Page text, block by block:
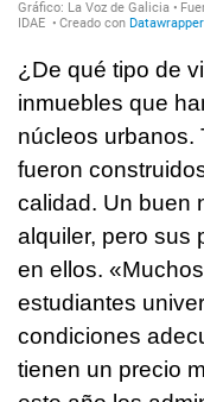
¿De qué tipo de
inmuebles que
núcleos urbanos.
fueron
calidad. Un buen
alquiler, pero sus
en ellos.
estudiantes
condiciones
tienen un precio